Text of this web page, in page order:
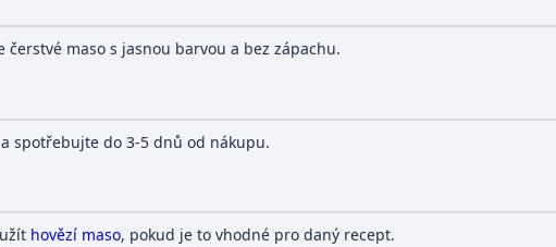
čerstvé maso s jasnou barvou a bez zápachu.
spotřebujte do 3-5 dnů od nákupu.
hovězí maso, pokud je to vhodné pro daný recept.